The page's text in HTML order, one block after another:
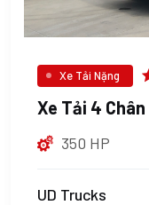
Xe Tải Nặng
Xe Tải 4 Chân
350 HP
UD Trucks